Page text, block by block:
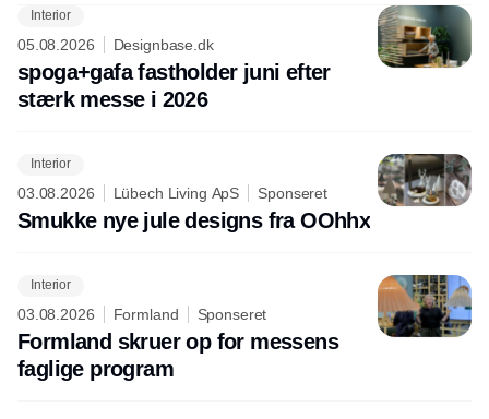
Interior
05.08.2026 Designbase.dk
spoga+gafa fastholder juni efter
stærk messe i 2026
Interior
03.08.2026 Lübech Living ApS Sponseret
Smukke nye jule designs fra OOhhx
Interior
03.08.2026 Formland Sponseret
Formland skruer op for messens
faglige program